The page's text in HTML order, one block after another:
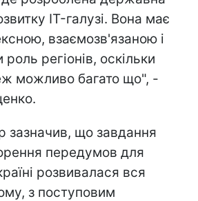
IT-галузі. Вона має
взаємозв'язаною і
регіонів, оскільки
можливо багато що", -
зазначив, що завдання
передумов для
розвивалася вся
з поступовим